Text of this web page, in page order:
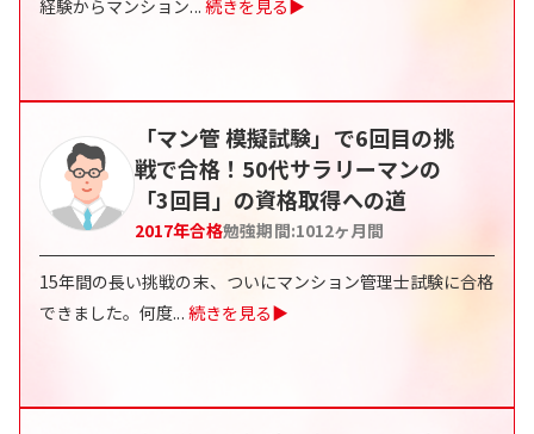
経験からマンション... 続きを見る▶
「マン管 模擬試験」で6回目の挑
戦で合格！50代サラリーマンの
「3回目」の資格取得への道
2017年合格勉強期間:1012ヶ月間
15年間の長い挑戦の末、ついにマンション管理士試験に合格
できました。何度... 続きを見る▶